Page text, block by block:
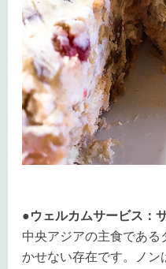
●ウェルカムサービス：
中央アジアの主食である
かせない存在です。ノン